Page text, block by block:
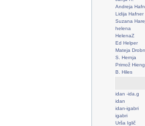
Andreja
Lidija Hafner
Suzana
helena
HelenaZ
Ed Helper
Mateja
S. Hernja
Primož Hieng
B. Hiles
idan -ida.g
idan
idan-igabri
igabri
Urša Iglič